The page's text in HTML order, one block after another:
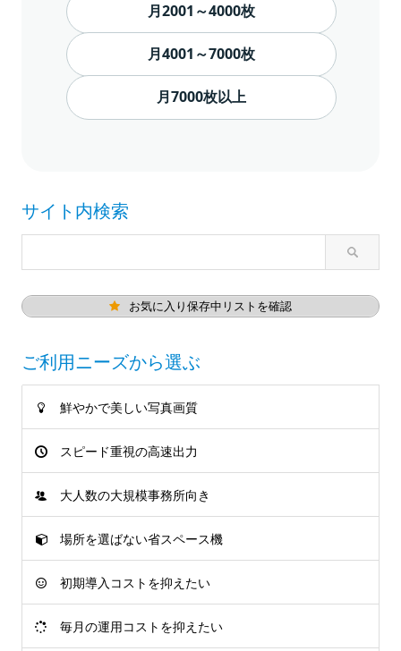
月2001～4000枚
月4001～7000枚
月7000枚以上
サイト内検索
お気に入り保存中リストを確認
ご利用ニーズから選ぶ
鮮やかで美しい写真画質
スピード重視の高速出力
大人数の大規模事務所向き
場所を選ばない省スペース機
初期導入コストを抑えたい
毎月の運用コストを抑えたい